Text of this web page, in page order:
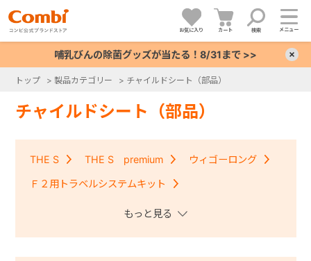
お気に入り カート 検索 メニュー
哺乳びんの除菌グッズが当たる！8/31まで >>
トップ > 製品カテゴリー > チャイルドシート（部品）
チャイルドシート（部品）
THE S THE S premium ウィゴーロング
Ｆ２用トラベルシステムキット
クルムーヴコンパクトISOFIX・クルムーヴアドバンス